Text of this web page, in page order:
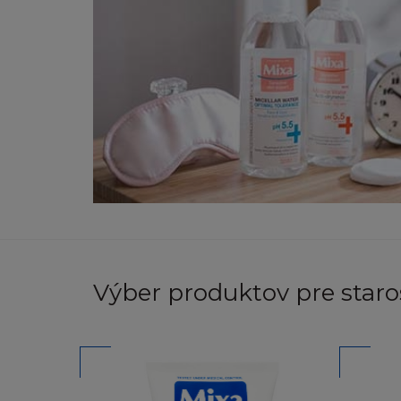
Výber produktov pre
předpisů o
Žádná obchodní
předchozího
žádná vlastnická
Souhlasíte, že
nepovolený
Stránka nebo
Nezískáváte
modifikací,